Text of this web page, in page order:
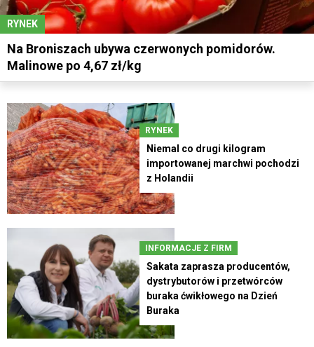
RYNEK
Na Broniszach ubywa czerwonych pomidorów.
Malinowe po 4,67 zł/kg
RYNEK
Niemal co drugi kilogram
importowanej marchwi pochodzi
z Holandii
INFORMACJE Z FIRM
Sakata zaprasza producentów,
dystrybutorów i przetwórców
buraka ćwikłowego na Dzień
Buraka